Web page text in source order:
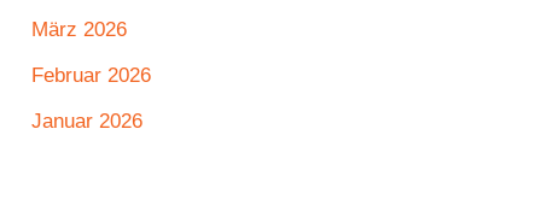
März 2026
Februar 2026
Januar 2026